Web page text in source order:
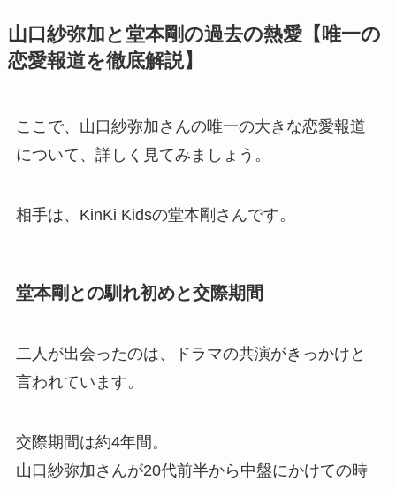
山口紗弥加と堂本剛の過去の熱愛【唯一の
恋愛報道を徹底解説】
ここで、山口紗弥加さんの唯一の大きな恋愛報道
について、詳しく見てみましょう。
相手は、KinKi Kidsの堂本剛さんです。
堂本剛との馴れ初めと交際期間
二人が出会ったのは、ドラマの共演がきっかけと
言われています。
交際期間は約4年間。
山口紗弥加さんが20代前半から中盤にかけての時